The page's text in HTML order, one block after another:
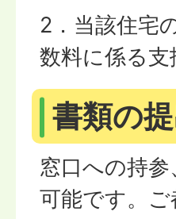
2．当該住宅
数料に係る
書類の
窓口への持
可能です。